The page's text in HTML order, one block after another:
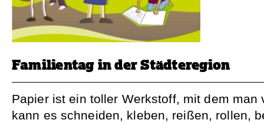
Familientag in der Städteregion
Papier ist ein toller Werkstoff, mit dem
kann es schneiden, kleben, reißen, rollen,